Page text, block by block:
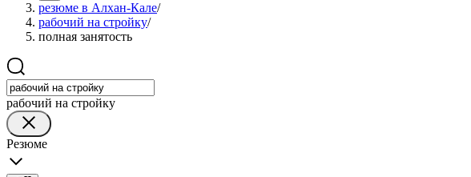
резюме в Алхан-Кале/
рабочий на стройку/
полная занятость
рабочий на стройку
Резюме